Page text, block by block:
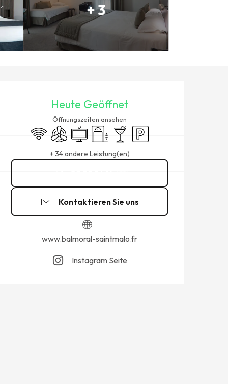
+ 3
Heute Geöffnet
Öffnungszeiten ansehen
Wi-Fi Klimaanlage
FernsehenAufzugBar / Getränkestand
Parkplatz
+ 34 andere Leistung(en)
Kontaktieren Sie uns
www.balmoral-saintmalo.fr
Instagram Seite